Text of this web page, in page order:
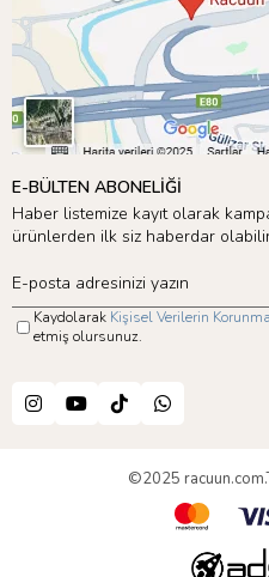
E-BÜLTEN ABONELİĞİ
Haber listemize kayıt olarak
ürünlerden ilk siz haberdar
Kaydolarak Kişisel Verilerin
etmiş olursunuz.
©2025